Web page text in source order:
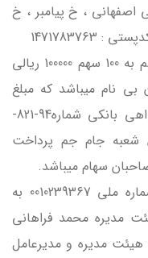
اصفهاني ، خ پيامبر ، خ
: مبلغ 10000000 ريال منقسم به 100 سهم 100000 ريالي
با نام و 0 سهم آن بي نام ميباشد كه مبلغ
3500000 ريال توسط موسسين طي گواهي بانكي شماره94-821-
بانك سامان شعبه جام جم پرداخت
سهام ميباشد.
اولين مديران شركت: علي فراهاني شماره ملي 0010239367 به
مديره محمد فراهاني
به سمت عضو هيئت مديره و مديرعامل